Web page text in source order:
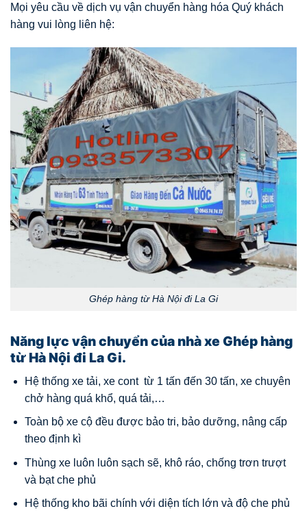
Mọi yêu cầu về dịch vụ vận chuyển hàng hóa Quý khách
hàng vui lòng liên hệ:
Ghép hàng từ Hà Nội đi La Gi
Năng lực vận chuyển của nhà xe Ghép hàng
từ Hà Nội đi La Gi.
Hệ thống xe tải, xe cont từ 1 tấn đến 30 tấn, xe chuyên
chở hàng quá khổ, quá tải,…
Toàn bộ xe cộ đều được bảo tri, bảo dưỡng, nâng cấp
theo định kì
Thùng xe luôn luôn sạch sẽ, khô ráo, chống trơn trượt
và bạt che phủ
Hệ thống kho bãi chính với diện tích lớn và độ che phủ